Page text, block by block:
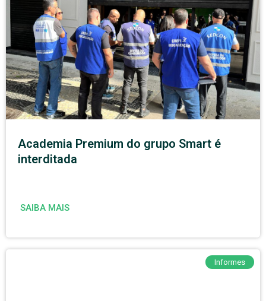
Academia Premium do grupo Smart é
interditada
SAIBA MAIS
Informes